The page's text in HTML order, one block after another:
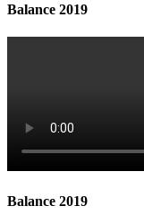
Balance 2019
Balance 2019